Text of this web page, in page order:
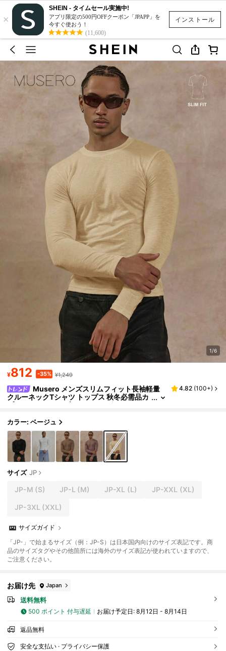
インストール
×
SHEIN - タイムセール実施中!
アプリ限定の500円OFFクーポン「JPAPP」を
今すぐ使おう！
(11,600)
1/6
¥812 -35% ¥1,249
Musero メンズスリムフィット長袖軽量
クルーネックTシャツ トップス 秋冬必需品カ
プセルワードローブレイヤリング
4.82 (100+)
カラー: ベージュ
サイズ JP
JP-M (S) JP-L (M) JP-XL (L) JP-XXL (XL)
JP-3XL (XXL)
サイズガイド
「JP-」で始まるサイズ（例：JP-S）は日本国内向けのサイズ表記です。商
品のサイズタグやその他箇所には海外のサイズ表記が使われていますので、
ご注意ください。
お届け先 Japan
送料無料
500 ポイント 付与遅延 お届け予定日: 8月12日 - 8月14日
返品無料
安全な支払い · プライバシー保護